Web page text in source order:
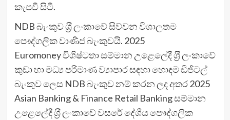
කැපවී සිටී.
NDB බැංකුව ශ‍්‍රී ලංකාවේ සිව්වන විශාලතම
පෞද්ගලික වාණිජ බැංකුවයි. 2025
Euromoney විශිෂ්ටතා සම්මාන උළෙලේදී ශ‍්‍රී ලංකාවේ
කුඩා හා මධ්‍ය පරිමාණ ව්‍යාපාර සඳහා හොඳම ඩිජිටල්
බැංකුව ලෙස NDB බැංකුව නම් කරන ලද අතර 2025
Asian Banking & Finance Retail Banking සම්මාන
උළෙලේදී ශ‍්‍රී ලංකාවේ වසරේ දේශීය පෞද්ගලික